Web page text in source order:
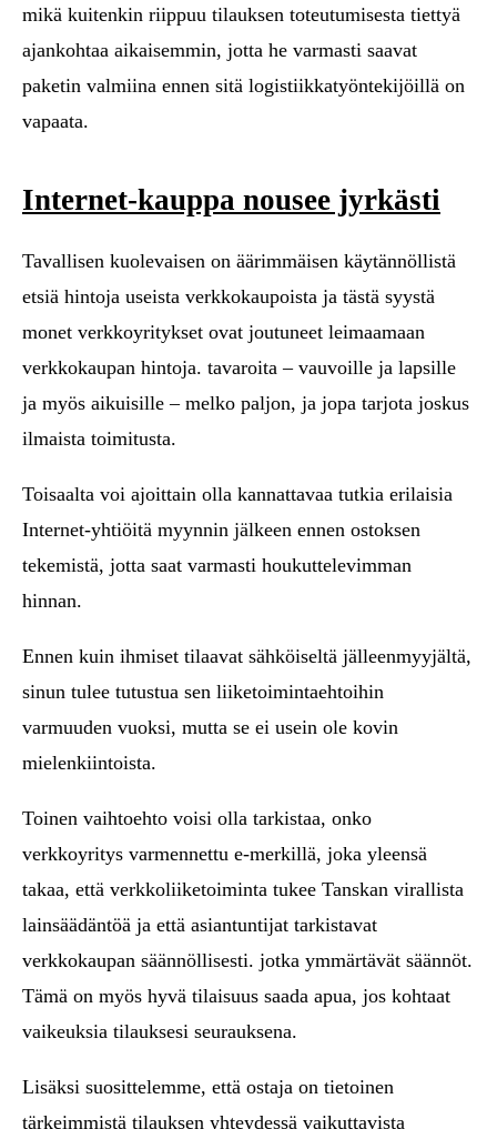
mikä kuitenkin riippuu tilauksen toteutumisesta tiettyä
ajankohtaa aikaisemmin, jotta he varmasti saavat
paketin valmiina ennen sitä logistiikkatyöntekijöillä on
vapaata.
Internet-kauppa nousee jyrkästi
Tavallisen kuolevaisen on äärimmäisen käytännöllistä
etsiä hintoja useista verkkokaupoista ja tästä syystä
monet verkkoyritykset ovat joutuneet leimaamaan
verkkokaupan hintoja. tavaroita – vauvoille ja lapsille
ja myös aikuisille – melko paljon, ja jopa tarjota joskus
ilmaista toimitusta.
Toisaalta voi ajoittain olla kannattavaa tutkia erilaisia
Internet-yhtiöitä myynnin jälkeen ennen ostoksen
tekemistä, jotta saat varmasti houkuttelevimman
hinnan.
Ennen kuin ihmiset tilaavat sähköiseltä jälleenmyyjältä,
sinun tulee tutustua sen liiketoimintaehtoihin
varmuuden vuoksi, mutta se ei usein ole kovin
mielenkiintoista.
Toinen vaihtoehto voisi olla tarkistaa, onko
verkkoyritys varmennettu e-merkillä, joka yleensä
takaa, että verkkoliiketoiminta tukee Tanskan virallista
lainsäädäntöä ja että asiantuntijat tarkistavat
verkkokaupan säännöllisesti. jotka ymmärtävät säännöt.
Tämä on myös hyvä tilaisuus saada apua, jos kohtaat
vaikeuksia tilauksesi seurauksena.
Lisäksi suosittelemme, että ostaja on tietoinen
tärkeimmistä tilauksen yhteydessä vaikuttavista